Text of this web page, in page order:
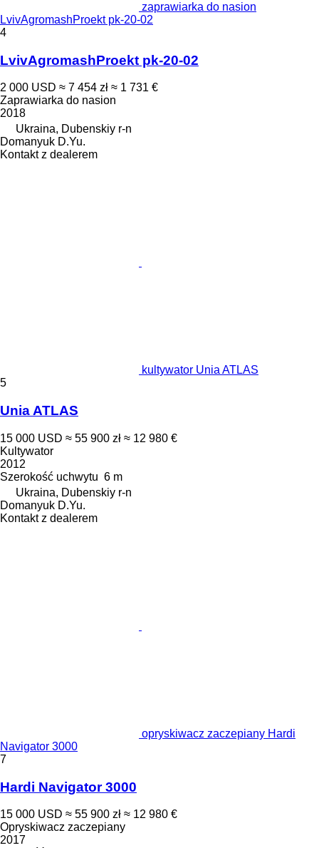
zaprawiarka do nasion
LvivAgromashProekt pk-20-02
4
LvivAgromashProekt pk-20-02
2 000 USD ≈ 7 454 zł ≈ 1 731 €
Zaprawiarka do nasion
2018
Ukraina, Dubenskiy r-n
Domanyuk D.Yu.
Kontakt z dealerem
kultywator Unia ATLAS
5
Unia ATLAS
15 000 USD ≈ 55 900 zł ≈ 12 980 €
Kultywator
2012
Szerokość uchwytu 6 m
Ukraina, Dubenskiy r-n
Domanyuk D.Yu.
Kontakt z dealerem
opryskiwacz zaczepiany Hardi
Navigator 3000
7
Hardi Navigator 3000
15 000 USD ≈ 55 900 zł ≈ 12 980 €
Opryskiwacz zaczepiany
2017